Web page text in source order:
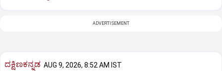
ADVERTISEMENT
ದಕ್ಷಿಣಕನ್ನಡ AUG 9, 2026, 8:52 AM IST